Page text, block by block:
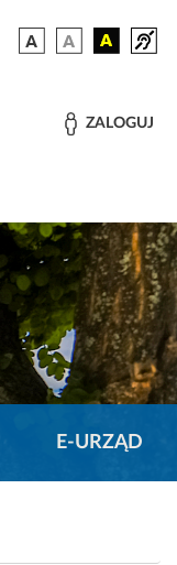
ZALOGUJ
E-URZĄD